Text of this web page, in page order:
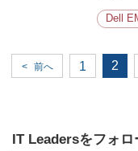
Dell
< 前へ 1 2
IT Leadersをフォロ